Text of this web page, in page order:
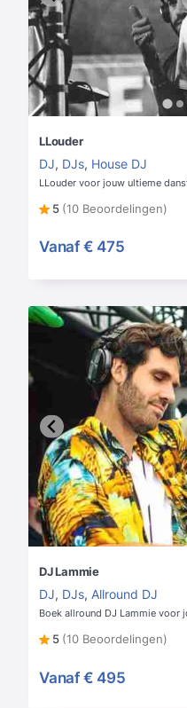
LLouder
DJ, DJs, House DJ
LLouder voor jouw ultieme
5 (10 Beoordelingen)
Vanaf € 475
DJ Lammie
DJ, DJs, Allround DJ
Boek allround DJ Lammie voor
5 (10 Beoordelingen)
Vanaf € 495